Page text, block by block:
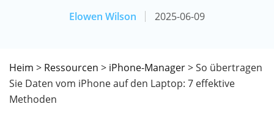
Elowen Wilson 2025-06-09
Heim > Ressourcen > iPhone-Manager> So übertragen
Sie Daten vom iPhone auf den Laptop: 7 effektive
Methoden